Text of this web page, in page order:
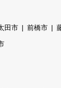
田市 前橋市